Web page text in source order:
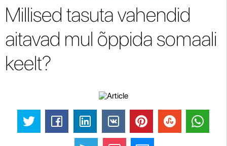
Millised tasuta vahendid
aitavad mul õppida somaali
keelt?